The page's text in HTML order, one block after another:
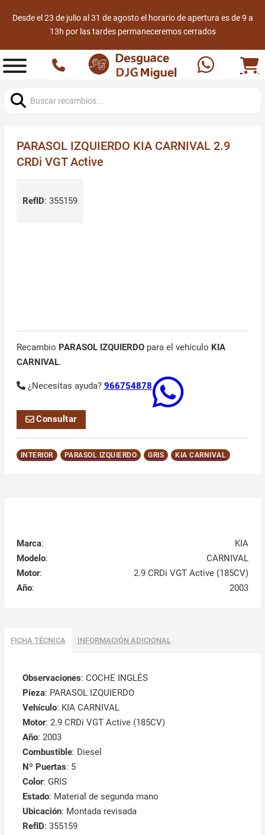
Desde el 23 de julio al 31 de agosto el horario de apertura es de 9 a
13h por las tardes permaneceremos cerrados
PARASOL IZQUIERDO KIA CARNIVAL 2.9
CRDi VGT Active
RefID: 355159
Recambio PARASOL IZQUIERDOpara el vehículo KIA
CARNIVAL.
¿Necesitas ayuda? 966754878
Consultar
INTERIOR PARASOL IZQUIERDO GRIS KIA CARNIVAL
Marca:
KIA
Modelo:
CARNIVAL
Motor:
2.9 CRDi VGT Active (185CV)
Año: 2003
FICHA TÉCNICA INFORMACIÓN ADICIONAL
Observaciones: COCHE INGLÉS
Pieza: PARASOL IZQUIERDO
Vehículo: KIA CARNIVAL
Motor: 2.9 CRDi VGT Active (185CV)
Año: 2003
Combustible: Diesel
Nº Puertas: 5
Color: GRIS
Estado: Material de segunda mano
Ubicación: Montada revisada
RefID: 355159